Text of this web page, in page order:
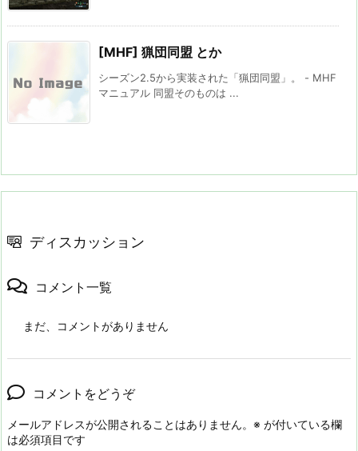
[MHF] 猟団同盟 とか
シーズン2.5から実装された「猟団同盟」。 - MHF
マニュアル 同盟そのものは ...
ディスカッション
コメント一覧
まだ、コメントがありません
コメントをどうぞ
メールアドレスが公開されることはありません。 ※ が付いている欄
は必須項目です